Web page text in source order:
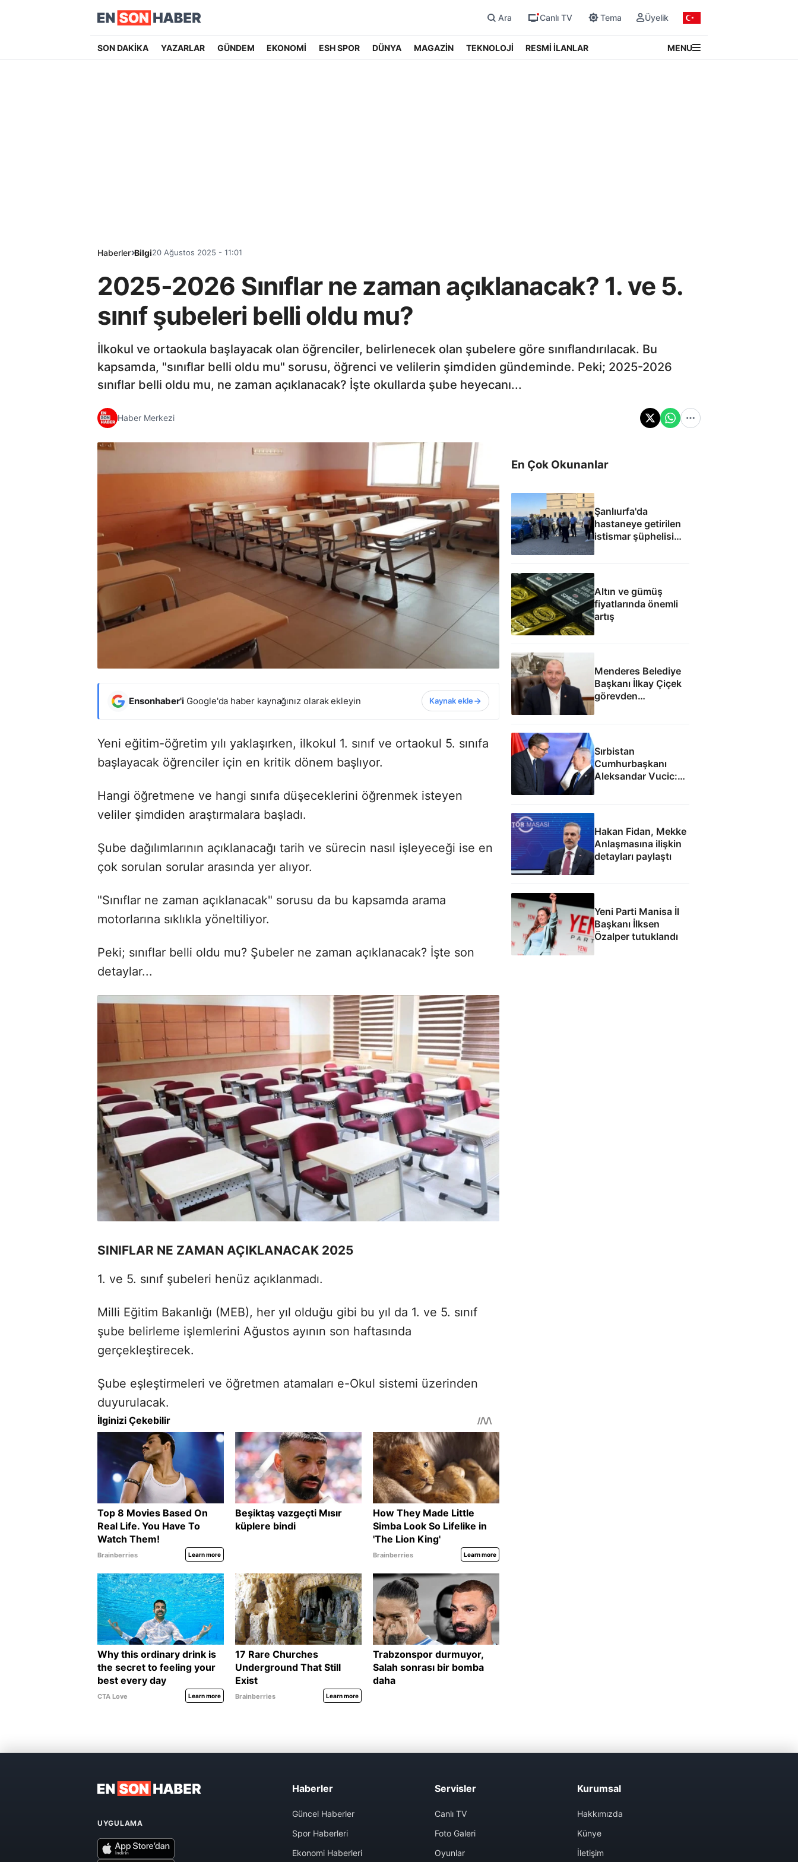
Ara Canlı TV Tema Üyelik
SON DAKİKA YAZARLAR GÜNDEM EKONOMİ ESH SPOR DÜNYA MAGAZİN TEKNOLOJİ RESMİ İLANLAR MENU
Haberler Bilgi20 Ağustos 2025 - 11:01
2025-2026 Sınıflar ne zaman açıklanacak? 1. ve 5.
sınıf şubeleri belli oldu mu?
İlkokul ve ortaokula başlayacak olan öğrenciler, belirlenecek olan şubelere göre sınıflandırılacak. Bu
kapsamda, "sınıflar belli oldu mu" sorusu, öğrenci ve velilerin şimdiden gündeminde. Peki; 2025-2026
sınıflar belli oldu mu, ne zaman açıklanacak? İşte okullarda şube heyecanı...
Haber Merkezi
Ensonhaber'i Google'da haber kaynağınız olarak ekleyin Kaynak ekle
Yeni eğitim-öğretim yılı yaklaşırken, ilkokul 1. sınıf ve ortaokul 5. sınıfa
başlayacak öğrenciler için en kritik dönem başlıyor.
Hangi öğretmene ve hangi sınıfa düşeceklerini öğrenmek isteyen
veliler şimdiden araştırmalara başladı.
Şube dağılımlarının açıklanacağı tarih ve sürecin nasıl işleyeceği ise en
çok sorulan sorular arasında yer alıyor.
"Sınıflar ne zaman açıklanacak" sorusu da bu kapsamda arama
motorlarına sıklıkla yöneltiliyor.
Peki; sınıflar belli oldu mu? Şubeler ne zaman açıklanacak? İşte son
detaylar...
SINIFLAR NE ZAMAN AÇIKLANACAK 2025
1. ve 5. sınıf şubeleri henüz açıklanmadı.
Milli Eğitim Bakanlığı (MEB), her yıl olduğu gibi bu yıl da 1. ve 5. sınıf
şube belirleme işlemlerini Ağustos ayının son haftasında
gerçekleştirecek.
Şube eşleştirmeleri ve öğretmen atamaları e-Okul sistemi üzerinden
duyurulacak.
En Çok Okunanlar
Şanlıurfa'da
hastaneye getirilen
istismar şüphelisi
silahlı saldırıda
Altın ve gümüş
fiyatlarında önemli
artış
Menderes Belediye
Başkanı İlkay Çiçek
görevden
Sırbistan
Cumhurbaşkanı
Aleksandar Vucic:
İsrail ile SİHA
Hakan Fidan, Mekke
Anlaşmasına ilişkin
detayları paylaştı
Yeni Parti Manisa İl
Başkanı İlksen
Özalper tutuklandı
UYGULAMA
Haberler
Güncel Haberler
Spor Haberleri
Ekonomi Haberleri
Servisler
Canlı TV
Foto Galeri
Oyunlar
Kurumsal
Hakkımızda
Künye
İletişim